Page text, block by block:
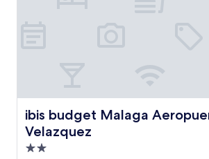
ibis budget Malaga
Velazquez
ibis budget Malaga Aeropuerto
Nơi